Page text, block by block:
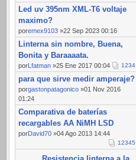
Led uv 395nm XML-T6 voltaje
maximo?
poremex9103 »22 Sep 2023 00:16
Linterna sin nombre, Buena,
Bonita y Baraaaata.
porLfatman »25 Ene 2017 00:04 1234
para que sirve medir amperaje?
porgastonpatagonico »01 Nov 2016
01:24
Comparativa de baterías
recargables AA NiMH LSD
porDavid70 »04 Ago 2013 14:44
12345
Resistencia linterna a la